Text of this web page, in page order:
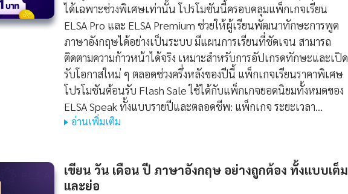
ได้เฉพาะช่วงพิเศษเท่านั้น โปรโมชันนี้ครอบคลุมแพ็กเกจเรียน
ELSA Pro และ ELSA Premium ช่วยให้ผู้เรียนพัฒนาทักษะการพูด
ภาษาอังกฤษได้อย่างเป็นระบบ มีแผนการเรียนที่ชัดเจน สามารถ
ติดตามความก้าวหน้าได้จริง เหมาะสำหรับการอัปเกรดทักษะและเปิด
รับโอกาสใหม่ ๆ ตลอดช่วงครึ่งหลังของปีนี้ แพ็กเกจเรียนราคาพิเศษ
โปรโมชันต้อนรับ Flash Sale ใช้ได้กับแพ็กเกจยอดนิยมทั้งหมดของ
ELSA Speak ทั้งแบบรายปีและตลอดชีพ: แพ็กเกจ ระยะเวลา…
อ่านเพิ่มเติม
เขียน วัน เดือน ปี ภาษาอังกฤษ อย่างถูกต้อง ทั้งแบบเต็ม
และย่อ